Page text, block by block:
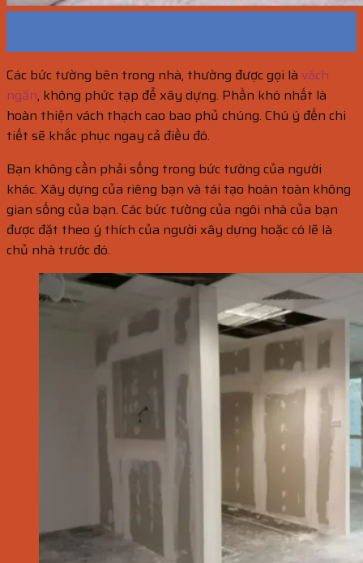
Các bức tường bên trong nhà, thường được gọi là vách
ngăn, không phức tạp để xây dựng. Phần khó nhất là
hoàn thiện vách thạch cao bao phủ chúng. Chú ý đến chi
tiết sẽ khắc phục ngay cả điều đó.
Bạn không cần phải sống trong bức tường của người
khác. Xây dựng của riêng bạn và tái tạo hoàn toàn không
gian sống của bạn. Các bức tường của ngôi nhà của bạn
được đặt theo ý thích của người xây dựng hoặc có lẽ là
chủ nhà trước đó.